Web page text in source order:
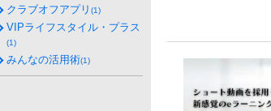
クラブオフアプリ (1)
VIPライフスタイル・プラス
(1)
みんなの活用術(1)